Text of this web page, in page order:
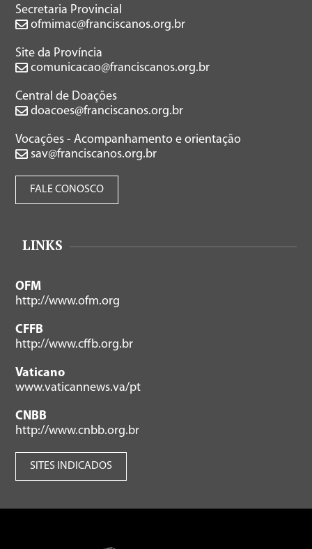
Secretaria Provincial
ofmimac@franciscanos.org.br
Site da Província
comunicacao@franciscanos.org.br
Central de Doações
doacoes@franciscanos.org.br
Vocações - Acompanhamento e orientação
sav@franciscanos.org.br
FALE CONOSCO
LINKS
OFM
http://www.ofm.org
CFFB
http://www.cffb.org.br
Vaticano
www.vaticannews.va/pt
CNBB
http://www.cnbb.org.br
SITES INDICADOS